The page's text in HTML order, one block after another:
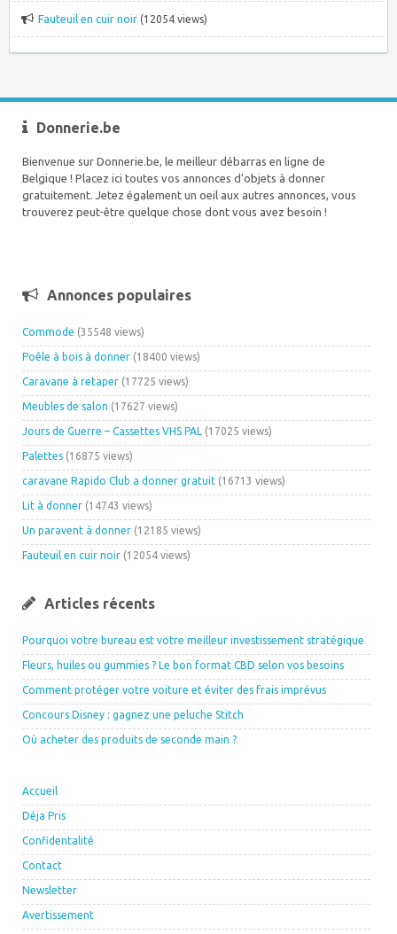
Fauteuil en cuir noir (12054 views)
Donnerie.be
Bienvenue sur Donnerie.be, le meilleur débarras en ligne de
Belgique ! Placez ici toutes vos annonces d’objets à donner
gratuitement. Jetez également un oeil aux autres annonces, vous
trouverez peut-être quelque chose dont vous avez besoin !
Annonces populaires
Commode (35548 views)
Poêle à bois à donner (18400 views)
Caravane à retaper (17725 views)
Meubles de salon (17627 views)
Jours de Guerre – Cassettes VHS PAL (17025 views)
Palettes (16875 views)
caravane Rapido Club a donner gratuit (16713 views)
Lit à donner (14743 views)
Un paravent à donner (12185 views)
Fauteuil en cuir noir (12054 views)
Articles récents
Pourquoi votre bureau est votre meilleur investissement stratégique
Fleurs, huiles ou gummies ? Le bon format CBD selon vos besoins
Comment protéger votre voiture et éviter des frais imprévus
Concours Disney : gagnez une peluche Stitch
Où acheter des produits de seconde main ?
Accueil
Déja Pris
Confidentalité
Contact
Newsletter
Avertissement